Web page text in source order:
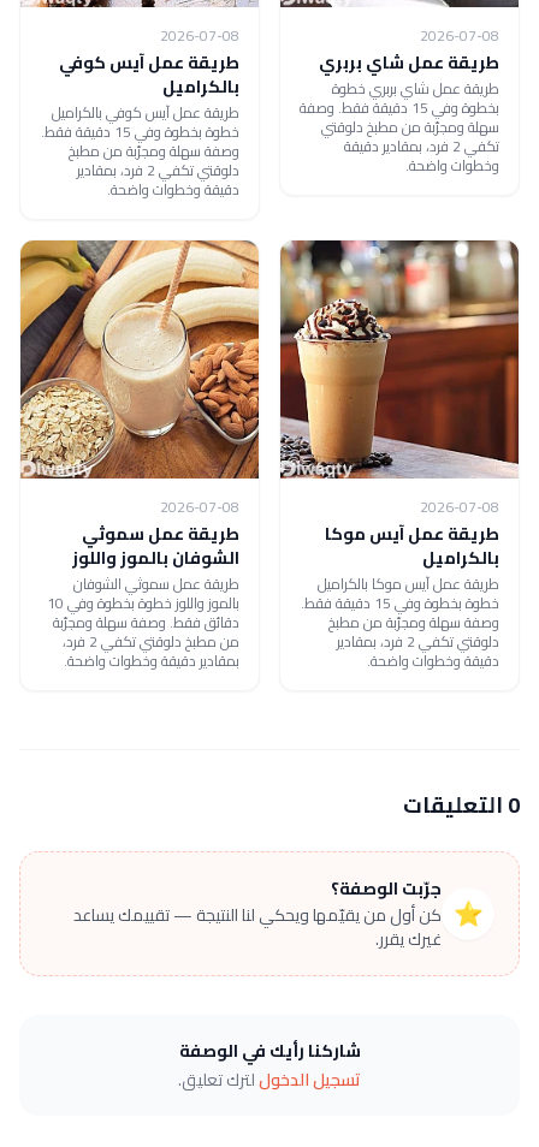
2026-07-08
طريقة عمل شاي بربري
طريقة عمل شاي بربري خطوة
بخطوة وفي 15 دقيقة فقط. وصفة
سهلة ومجرّبة من مطبخ دلوقتي
تكفي 2 فرد، بمقادير دقيقة
وخطوات واضحة.
2026-07-08
طريقة عمل آيس كوفي
بالكراميل
طريقة عمل آيس كوفي بالكراميل
خطوة بخطوة وفي 15 دقيقة فقط.
وصفة سهلة ومجرّبة من مطبخ
دلوقتي تكفي 2 فرد، بمقادير
دقيقة وخطوات واضحة.
2026-07-08
طريقة عمل آيس موكا
بالكراميل
طريقة عمل آيس موكا بالكراميل
خطوة بخطوة وفي 15 دقيقة فقط.
وصفة سهلة ومجرّبة من مطبخ
دلوقتي تكفي 2 فرد، بمقادير
دقيقة وخطوات واضحة.
2026-07-08
طريقة عمل سموثي
الشوفان بالموز واللوز
طريقة عمل سموثي الشوفان
بالموز واللوز خطوة بخطوة وفي 10
دقائق فقط. وصفة سهلة ومجرّبة
من مطبخ دلوقتي تكفي 2 فرد،
بمقادير دقيقة وخطوات واضحة.
0 التعليقات
⭐
جرّبت الوصفة؟
كن أول من يقيّمها ويحكي لنا النتيجة — تقييمك يساعد
غيرك يقرر.
شاركنا رأيك في الوصفة
تسجيل الدخوللترك تعليق.